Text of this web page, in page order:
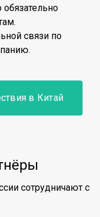
обязательно
связи по
в Китай
сотрудничают с